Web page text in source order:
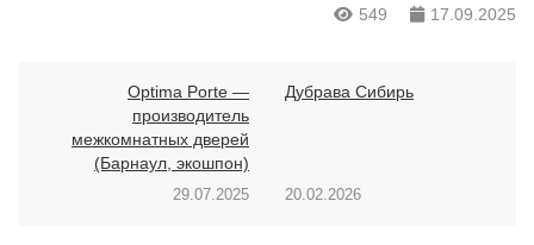
549 17.09.2025
Optima Porte —
производитель
межкомнатных дверей
(Барнаул, экошпон)
29.07.2025
Дубрава Сибирь
20.02.2026